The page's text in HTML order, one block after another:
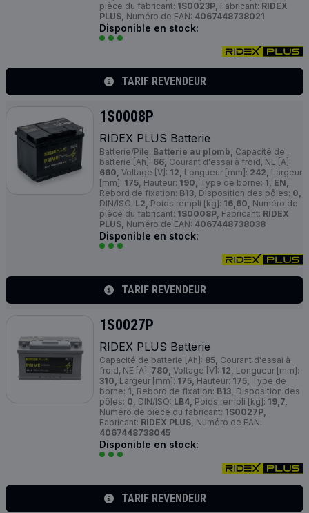
pièce du fabricant: 1S0023P, Fabricant: RIDEX
PLUS, Numéro de EAN: 4067448738021
Disponible en stock:
TARIF REVENDEUR
1S0008P
RIDEX PLUS Batterie
Batterie/Pile: Batterie au plomb, Capacité de
batterie [Ah]: 66, Courant d'essai à froid, NE [A]:
660, Voltage [V]: 12, Longueur [mm]: 242, Largeur
[mm]: 175, Hauteur: 190, Type de borne: 1, EN,
Rebord de fixation: B13, Disposition des pôles: 0,
DIN/ISO: L2, Poids rempli [kg]: 16,60, Numéro de
pièce du fabricant: 1S0008P, Fabricant: RIDEX
PLUS, Numéro de EAN: 4067448738038
Disponible en stock:
TARIF REVENDEUR
1S0027P
RIDEX PLUS Batterie
Capacité de batterie [Ah]: 85, Courant d'essai à
froid, NE [A]: 780, Voltage [V]: 12, Longueur [mm]:
310, Largeur [mm]: 175, Hauteur: 175, Type de
borne: 1, Rebord de fixation: B13, Disposition des
pôles: 0, DIN/ISO: LB4, Poids rempli [kg]: 19,7,
Numéro de pièce du fabricant: 1S0027P,
Fabricant: RIDEX PLUS, Numéro de EAN:
4067448738045
Disponible en stock:
TARIF REVENDEUR